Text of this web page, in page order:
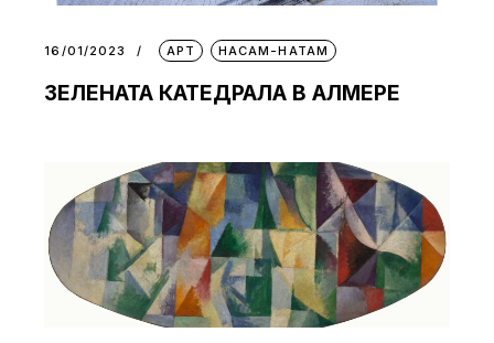
16/01/2023 АРТ НАСАМ-НАТАМ
ЗЕЛЕНАТА КАТЕДРАЛА В АЛМЕРЕ